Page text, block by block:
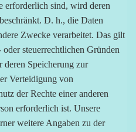
erforderlich sind, wird deren
D. h., die Daten
Zwecke verarbeitet. Das gilt
steuerrechtlichen Gründen
deren Speicherung zur
Verteidigung von
der Rechte einer anderen
erforderlich ist. Unsere
weitere Angaben zu der